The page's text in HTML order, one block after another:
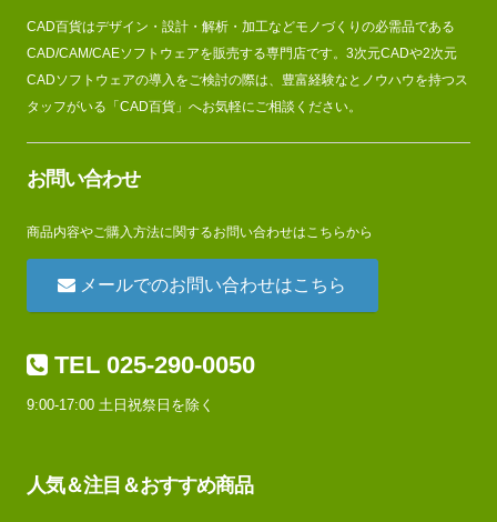
CAD百貨はデザイン・設計・解析・加工などモノづくりの必需品である
CAD/CAM/CAEソフトウェアを販売する専門店です。3次元CADや2次元
CADソフトウェアの導入をご検討の際は、豊富経験なとノウハウを持つス
タッフがいる「CAD百貨」へお気軽にご相談ください。
お問い合わせ
商品内容やご購入方法に関するお問い合わせはこちらから
メールでのお問い合わせはこちら
TEL 025-290-0050
9:00-17:00 土日祝祭日を除く
人気＆注目＆おすすめ商品